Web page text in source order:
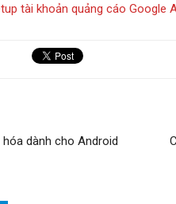
tài khoản quảng cáo Google
dành cho Android